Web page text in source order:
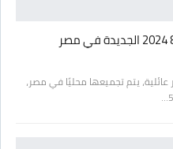
اوفر عائلية، يتم تجميعها محليًا في مصر،